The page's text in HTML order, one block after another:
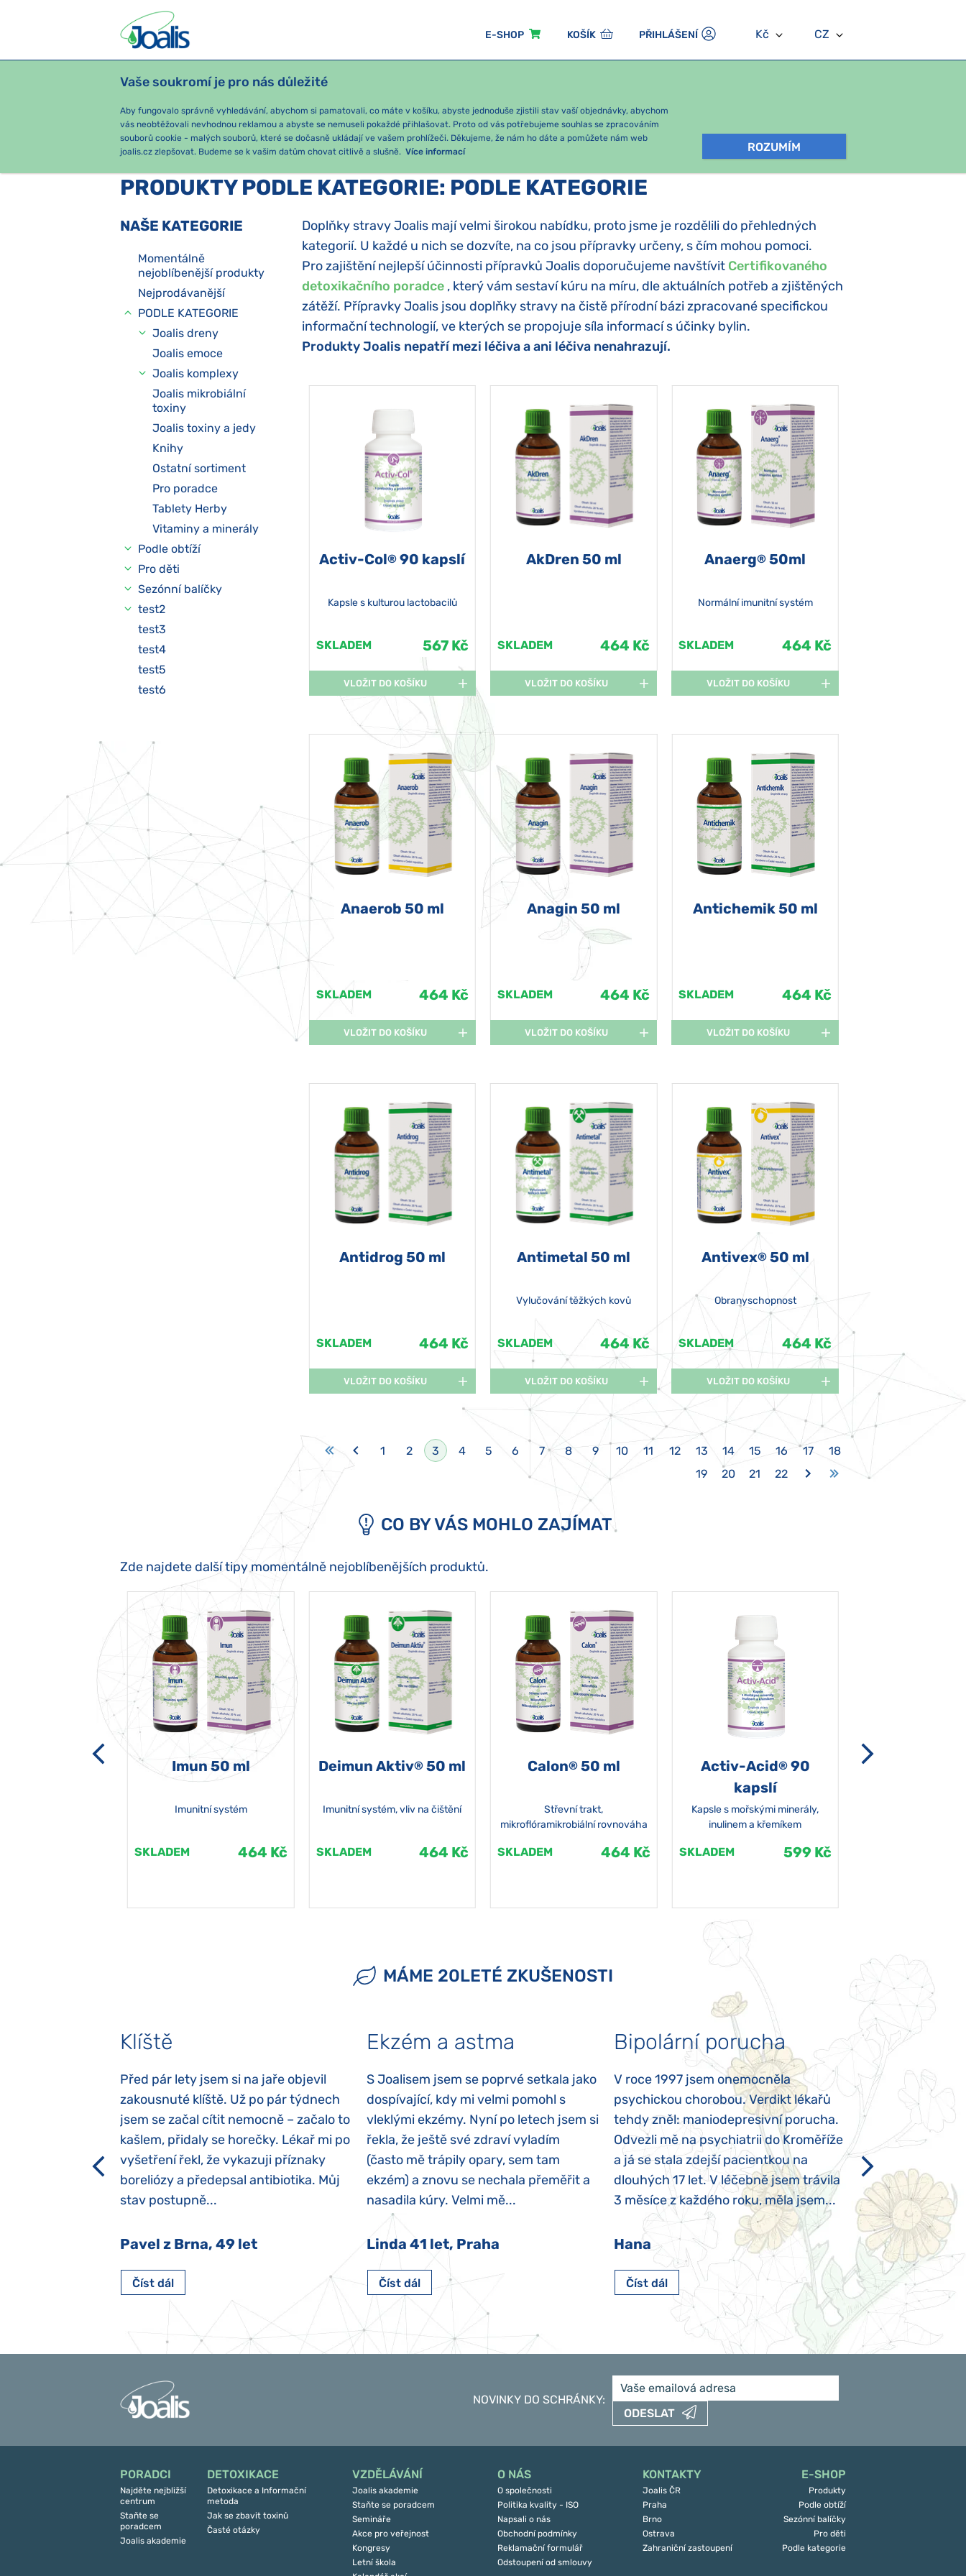
E-SHOP KOŠÍK PŘIHLÁŠENÍ Kč CZ
Vaše soukromí je pro nás důležité
Aby fungovalo správně vyhledávání, abychom si pamatovali, co máte v košíku, abyste jednoduše zjistili stav vaší objednávky, abychom
vás neobtěžovali nevhodnou reklamou a abyste se nemuseli pokaždé přihlašovat. Proto od vás potřebujeme souhlas se zpracováním
souborů cookie - malých souborů, které se dočasně ukládají ve vašem prohlížeči. Děkujeme, že nám ho dáte a pomůžete nám web
joalis.cz zlepšovat. Budeme se k vašim datům chovat citlivě a slušně. Více informací ROZUMÍM
PRODUKTY PODLE OBTÍŽÍ SEZÓNNÍ BALÍČKY
PRODUKTY PODLE KATEGORIE: PODLE KATEGORIE
NAŠE KATEGORIE
Momentálně
nejoblíbenější produkty
Nejprodávanější
PODLE KATEGORIE
Joalis dreny
Joalis emoce
Joalis komplexy
Joalis mikrobiální
toxiny
Joalis toxiny a jedy
Knihy
Ostatní sortiment
Pro poradce
Tablety Herby
Vitaminy a minerály
Podle obtíží
Pro děti
Sezónní balíčky
test2
test3
test4
test5
test6
Doplňky stravy Joalis mají velmi širokou nabídku, proto jsme je rozdělili do přehledných
kategorií. U každé u nich se dozvíte, na co jsou přípravky určeny, s čím mohou pomoci.
Pro zajištění nejlepší účinnosti přípravků Joalis doporučujeme navštívit Certifikovaného
detoxikačního poradce , který vám sestaví kúru na míru, dle aktuálních potřeb a zjištěných
zátěží. Přípravky Joalis jsou doplňky stravy na čistě přírodní bázi zpracované specifickou
informační technologií, ve kterých se propojuje síla informací s účinky bylin.
Produkty Joalis nepatří mezi léčiva a ani léčiva nenahrazují.
Activ-Col® 90 kapslí
Kapsle s kulturou lactobacilů
SKLADEM 567 Kč
VLOŽIT DO KOŠÍKU
AkDren 50 ml
SKLADEM 464 Kč
VLOŽIT DO KOŠÍKU
Anaerg® 50ml
Normální imunitní systém
SKLADEM 464 Kč
VLOŽIT DO KOŠÍKU
Anaerob 50 ml
SKLADEM 464 Kč
VLOŽIT DO KOŠÍKU
Anagin 50 ml
SKLADEM 464 Kč
VLOŽIT DO KOŠÍKU
Antichemik 50 ml
SKLADEM 464 Kč
VLOŽIT DO KOŠÍKU
Antidrog 50 ml
SKLADEM 464 Kč
VLOŽIT DO KOŠÍKU
Antimetal 50 ml
Vylučování těžkých kovů
SKLADEM 464 Kč
VLOŽIT DO KOŠÍKU
Antivex®50 ml
Obranyschopnost
SKLADEM 464 Kč
VLOŽIT DO KOŠÍKU
1 2 3 4 5 6 7 8 9 10 11 12 13 14 15 16 17
18
19
20 21 22
CO BY VÁS MOHLO ZAJÍMAT
Zde najdete další tipy momentálně nejoblíbenějších produktů.
Imun 50 ml
Imunitní systém
SKLADEM 464 Kč
Deimun Aktiv® 50 ml
Imunitní systém, vliv na čištění
SKLADEM 464 Kč
Calon®50 ml
Střevní trakt,
mikroflóramikrobiální rovnováha
SKLADEM 464 Kč
Activ-Acid®90
kapslí
Kapsle s mořskými minerály,
inulinem a křemíkem
SKLADEM 599 Kč
MÁME 20LETÉ ZKUŠENOSTI
Klíště
Před pár lety jsem si na jaře objevil
zakousnuté klíště. Už po pár týdnech
jsem se začal cítit nemocně – začalo to
kašlem, přidaly se horečky. Lékař mi po
vyšetření řekl, že vykazuji příznaky
boreliózy a předepsal antibiotika. Můj
stav postupně...
Pavel z Brna, 49 let
Číst dál
Ekzém a astma
S Joalisem jsem se poprvé setkala jako
dospívající, kdy mi velmi pomohl s
vleklými ekzémy. Nyní po letech jsem si
řekla, že ještě své zdraví vyladím
(často mě trápily opary, sem tam
ekzém) a znovu se nechala přeměřit a
nasadila kúry. Velmi mě...
Linda 41 let, Praha
Číst dál
Bipolární porucha
V roce 1997 jsem onemocněla
psychickou chorobou. Verdikt lékařů
tehdy zněl: maniodepresivní porucha.
Odvezli mě na psychiatrii do Kroměříže
a já se stala zdejší pacientkou na
dlouhých 17 let. V léčebně jsem trávila
3 měsíce z každého roku, měla jsem...
Hana
Číst dál
Autismus
Mojí dcerce byl
diagnostikován
První příznaky
narození,
který je u
Po půl roce
krmit
Pavlína
Číst dál
NOVINKY DO SCHRÁNKY:
ODESLAT
PORADCI
Najděte nejbližší
centrum
Staňte se
poradcem
Joalis akademie
DETOXIKACE
Detoxikace a Informační
metoda
Jak se zbavit toxinů
Časté otázky
VZDĚLÁVÁNÍ
Joalis akademie
Staňte se poradcem
Semináře
Akce pro veřejnost
Kongresy
Letní škola
O NÁS
O společnosti
Politika kvality - ISO
Napsali o nás
Obchodní podmínky
Reklamační formulář
Odstoupení od smlouvy
KONTAKTY
Joalis ČR
Praha
Brno
Ostrava
Zahraniční zastoupení
E-SHOP
Produkty
Podle obtíží
Sezónní balíčky
Pro děti
Podle kategorie